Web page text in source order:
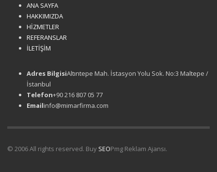
ANA SAYFA
HAKKIMIZDA
HİZMETLER
REFERANSLAR
İLETİŞİM
Adres BilgisiAltıntepe Mah. İstasyon Yolu Sok. No:3 Maltepe /
İstanbul
Telefon+90 216 807 05 77
Emailinfo@mimarfirma.com
© 2006 All rights reserved. Buy SEOPmg Reklam Ajansı.